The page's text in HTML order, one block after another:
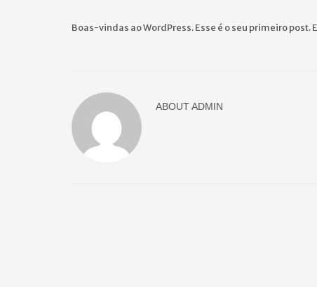
Boas-vindas ao WordPress. Esse é o seu primeiro
ABOUTADMIN